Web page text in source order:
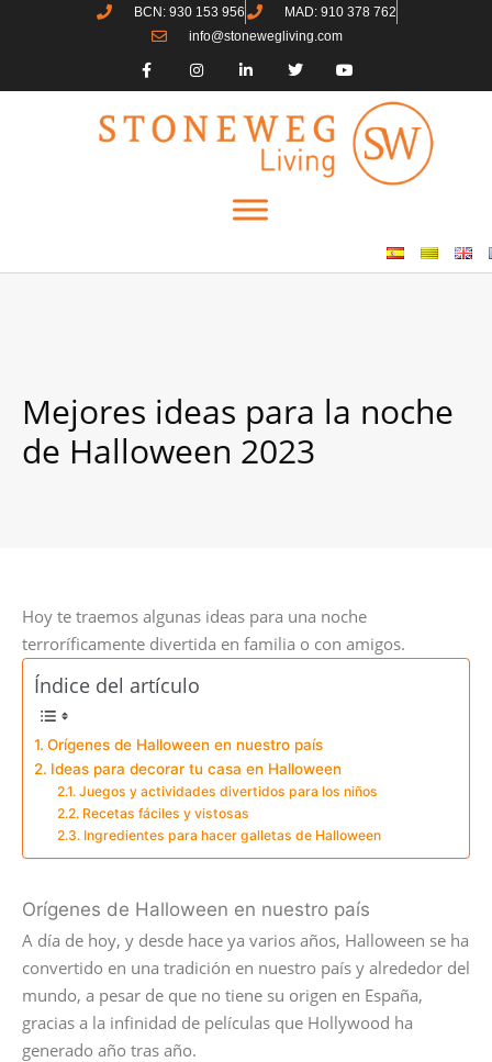
BCN: 930 153 956
MAD: 910 378 762
info@stonewegliving.com
Mejores ideas para la noche
de Halloween 2023
Hoy te traemos algunas ideas para una noche
terroríficamente divertida en familia o con amigos.
Índice del artículo
Orígenes de Halloween en nuestro país
Ideas para decorar tu casa en Halloween
Juegos y actividades divertidos para los niños
Recetas fáciles y vistosas
Ingredientes para hacer galletas de Halloween
Orígenes de Halloween en nuestro país
A día de hoy, y desde hace ya varios años, Halloween se ha
convertido en una tradición en nuestro país y alrededor del
mundo, a pesar de que no tiene su origen en España,
gracias a la infinidad de películas que Hollywood ha
generado año tras año.